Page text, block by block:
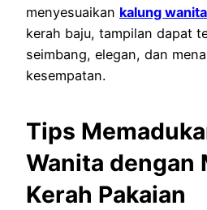
menyesuaikan kalung wanita
kerah baju, tampilan dapat
seimbang, elegan, dan
kesempatan.
Tips
Wanita dengan
Kerah Pakaian